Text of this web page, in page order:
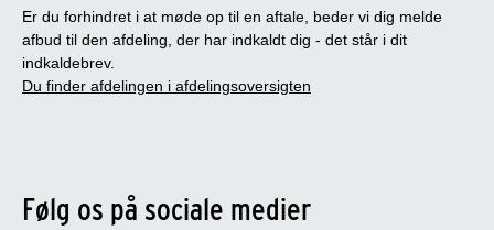
Er du forhindret i at møde op til en aftale, beder vi dig melde
afbud til den afdeling, der har indkaldt dig - det står i dit
indkaldebrev.
Du finder afdelingen i afdelingsoversigten
Følg os på sociale medier